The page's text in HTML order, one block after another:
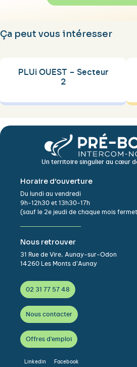
Ça peut vous intéresser
PLUi OUEST – Secteur
2
Un territoire singulier au cœur
Horaire d’ouverture
Du lundi au vendredi
9h-12h30 et 13h30-17h
(sauf le 2e jeudi de chaque mois
Nous retrouver
31 Rue de Vire, Aunay-sur-Odon
14260 Les Monts d’Aunay
02 31 77 57 48
Nous contacter
Offres d'emploi
Linkedin Facebook